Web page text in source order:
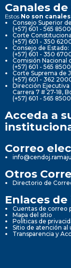
Canales
Estos No son
Consejo Superior
(+57) 601 - 565 8500
Corte
(+57) 601 - 350
Consejo de Estado:
(+57) 601 - 350
Comisión Nacional
(+57) 601 - 565 8500
Corte Suprema de
(+57) 601 - 362
Dirección Ejecutiva
Carrera 7 # 27-18,
(+57) 601 - 565 8500
Acceda a
Correo
Otros
Directorio de
Enlaces
Cuentas de correo
Mapa del sitio
Políticas de
Sitio de atención al
Transparencia y